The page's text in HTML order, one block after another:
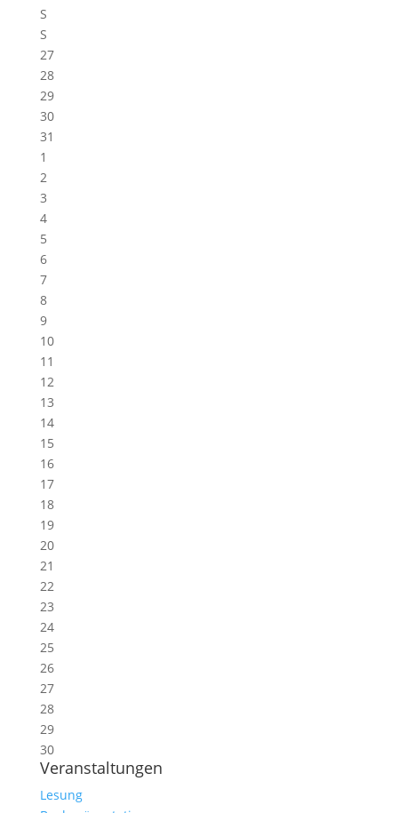
S
S
27
28
29
30
31
1
2
3
4
5
6
7
8
9
10
11
12
13
14
15
16
17
18
19
20
21
22
23
24
25
26
27
28
29
30
Veranstaltungen
Lesung